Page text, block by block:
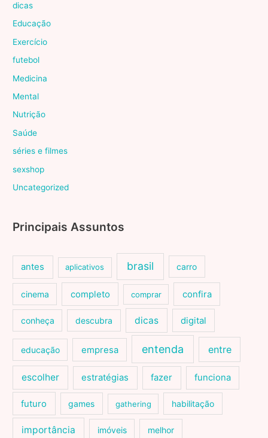
dicas
Educação
Exercício
futebol
Medicina
Mental
Nutrição
Saúde
séries e filmes
sexshop
Uncategorized
Principais Assuntos
antes aplicativos brasil carro
cinema completo comprar confira
conheça descubra dicas digital
educação empresa entenda entre
escolher estratégias fazer funciona
futuro games gathering habilitação
importância imóveis melhor